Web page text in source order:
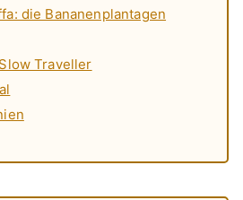
die Bananenplantagen
Traveller